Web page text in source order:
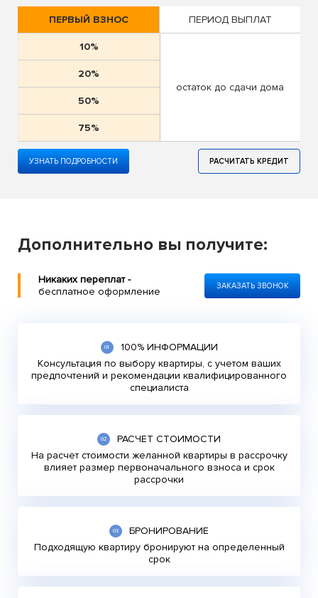
РАСЧИТАТЬ КРЕДИТ
УЗНАТЬ ПОДРОБНОСТИ
ПЕРВЫЙ ВЗНОС ПЕРИОД ВЫПЛАТ
10%
20%
50%
75%
остаток до сдачи дома
Дополнительно вы получите:
Никаких переплат -
бесплатное оформление
ЗАКАЗАТЬ ЗВОНОК
100% ИНФОРМАЦИИ
Консультация по выбору квартиры, с учетом ваших
предпочтений и рекомендации квалифицированного
специалиста
РАСЧЕТ СТОИМОСТИ
На расчет стоимости желанной квартиры в рассрочку
влияет размер первоначального взноса и срок
рассрочки
БРОНИРОВАНИЕ
Подходящую квартиру бронируют на определенный
срок